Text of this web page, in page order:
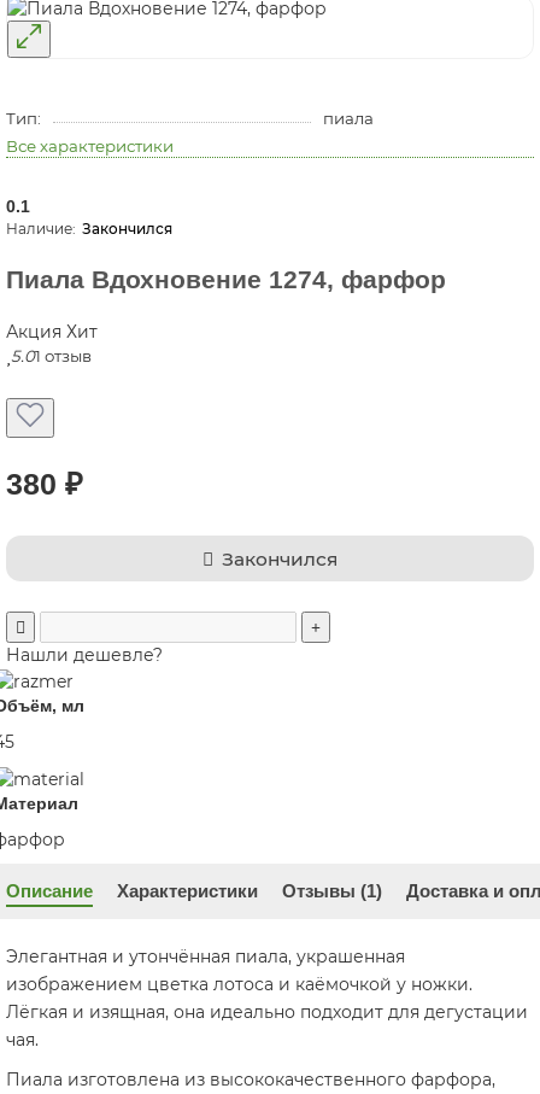
Тип:
пиала
Все характеристики
0.1
Закончился
Пиала Вдохновение 1274, фарфор
Акция Хит
5.01 отзыв
380 ₽
Закончился
Нашли дешевле?
мл
Описание Характеристики Отзывы (1) Доставка и
Элегантная и утончённая пиала, украшенная
изображением цветка лотоса и каёмочкой у ножки.
Лёгкая и изящная, она идеально подходит для дегустации
чая.
Пиала изготовлена из высококачественного фарфора,